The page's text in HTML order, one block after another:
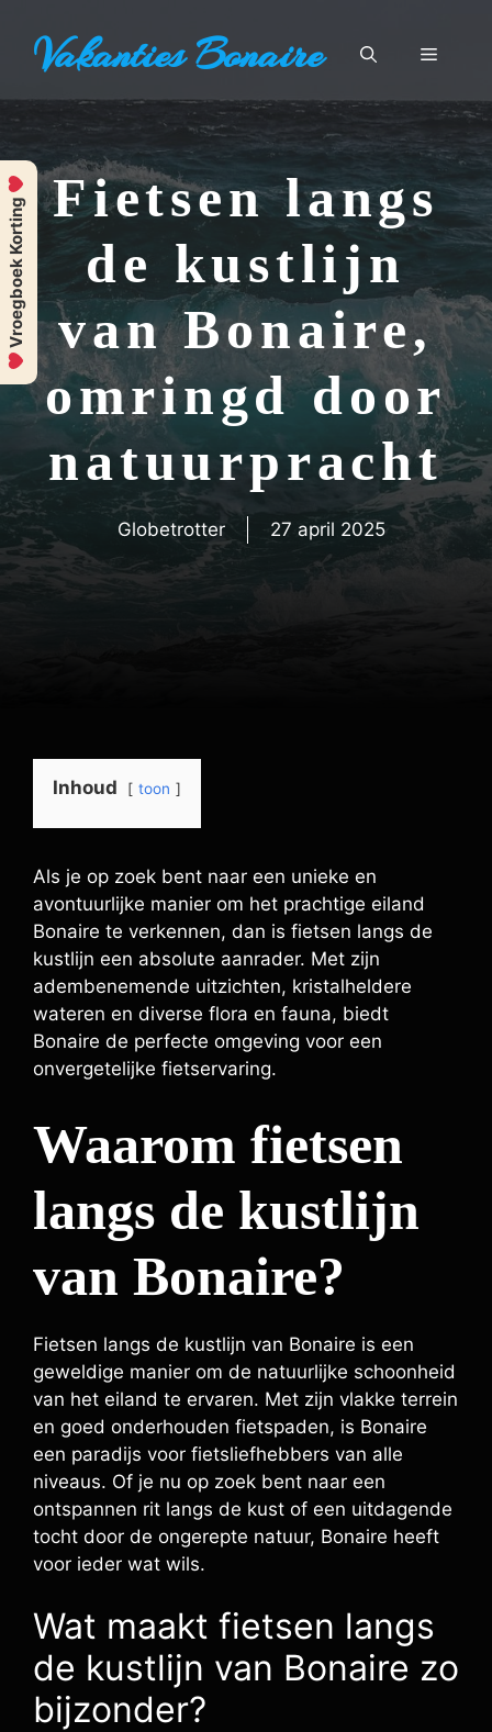
naar
inhoud
Vakanties Bonaire Menu
Fietsen langs
de kustlijn
van Bonaire,
omringd door
natuurpracht
Globetrotter 27 april 2025
Inhoud toon
Als je op zoek bent naar een unieke en
avontuurlijke manier om het prachtige eiland
Bonaire te verkennen, dan is fietsen langs de
kustlijn een absolute aanrader. Met zijn
adembenemende uitzichten, kristalheldere
wateren en diverse flora en fauna, biedt
Bonaire de perfecte omgeving voor een
onvergetelijke fietservaring.
Waarom fietsen
langs de kustlijn
van Bonaire?
Fietsen langs de kustlijn van Bonaire is een
geweldige manier om de natuurlijke schoonheid
van het eiland te ervaren. Met zijn vlakke terrein
en goed onderhouden fietspaden, is Bonaire
een paradijs voor fietsliefhebbers van alle
niveaus. Of je nu op zoek bent naar een
ontspannen rit langs de kust of een uitdagende
tocht door de ongerepte natuur, Bonaire heeft
voor ieder wat wils.
Wat maakt fietsen langs
de kustlijn van Bonaire zo
bijzonder?
Vroegboek Korting